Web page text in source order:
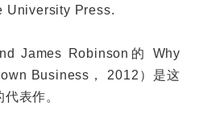
University Press.
James Robinson的 Why
Business， 2012）是这
表作。